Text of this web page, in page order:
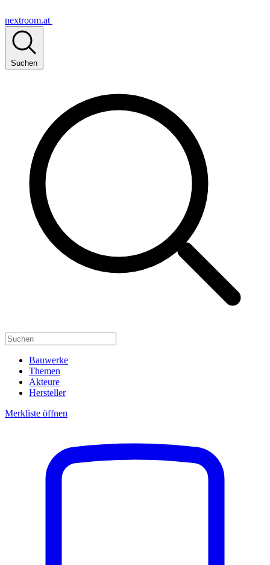
nextroom.at
Suchen
Bauwerke
Themen
Akteure
Hersteller
Merkliste öffnen